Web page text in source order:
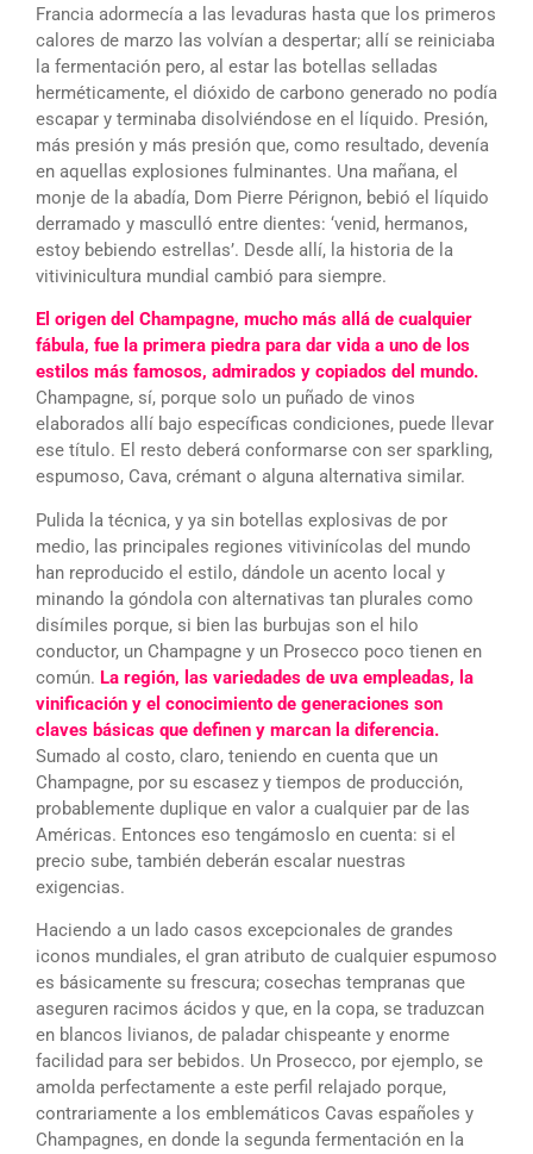
Francia adormecía a las levaduras hasta que los primeros
calores de marzo las volvían a despertar; allí se reiniciaba
la fermentación pero, al estar las botellas selladas
herméticamente, el dióxido de carbono generado no podía
escapar y terminaba disolviéndose en el líquido. Presión,
más presión y más presión que, como resultado, devenía
en aquellas explosiones fulminantes. Una mañana, el
monje de la abadía, Dom Pierre Pérignon, bebió el líquido
derramado y masculló entre dientes: ‘venid, hermanos,
estoy bebiendo estrellas’. Desde allí, la historia de la
vitivinicultura mundial cambió para siempre.
El origen del Champagne, mucho más allá de cualquier
fábula, fue la primera piedra para dar vida a uno de los
estilos más famosos, admirados y copiados del mundo.
Champagne, sí, porque solo un puñado de vinos
elaborados allí bajo específicas condiciones, puede llevar
ese título. El resto deberá conformarse con ser sparkling,
espumoso, Cava, crémant o alguna alternativa similar.
Pulida la técnica, y ya sin botellas explosivas de por
medio, las principales regiones vitivinícolas del mundo
han reproducido el estilo, dándole un acento local y
minando la góndola con alternativas tan plurales como
disímiles porque, si bien las burbujas son el hilo
conductor, un Champagne y un Prosecco poco tienen en
común. La región, las variedades de uva empleadas, la
vinificación y el conocimiento de generaciones son
claves básicas que definen y marcan la diferencia.
Sumado al costo, claro, teniendo en cuenta que un
Champagne, por su escasez y tiempos de producción,
probablemente duplique en valor a cualquier par de las
Américas. Entonces eso tengámoslo en cuenta: si el
precio sube, también deberán escalar nuestras
exigencias.
Haciendo a un lado casos excepcionales de grandes
iconos mundiales, el gran atributo de cualquier espumoso
es básicamente su frescura; cosechas tempranas que
aseguren racimos ácidos y que, en la copa, se traduzcan
en blancos livianos, de paladar chispeante y enorme
facilidad para ser bebidos. Un Prosecco, por ejemplo, se
amolda perfectamente a este perfil relajado porque,
contrariamente a los emblemáticos Cavas españoles y
Champagnes, en donde la segunda fermentación en la